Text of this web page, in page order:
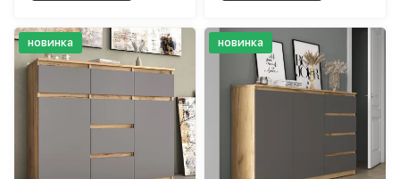
новинка новинка